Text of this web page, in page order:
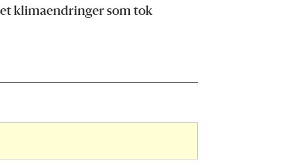
klimaendringer som tok